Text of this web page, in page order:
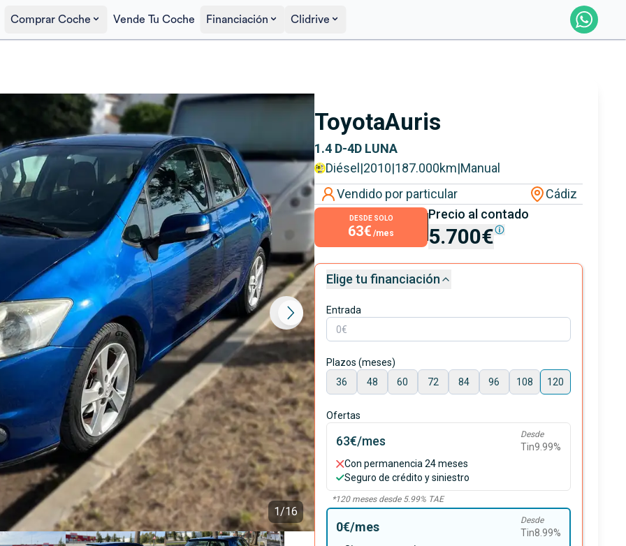
Comprar Coche Vende Tu Coche Financiación Clidrive
1/16
ToyotaAuris
1.4 D-4D LUNA
Diésel |2010|187.000km|Manual
Vendido por particular
Cádiz
DESDE SOLO
63€ /mes
Precio al contado
5.700€
Elige tu financiación
Entrada
Plazos (meses)
36
48 60 72 84 96 108 120
Ofertas
63€/mes Desde
Tin9.99%
Con permanencia 24 meses
Seguro de crédito y siniestro
*120meses desde 5.99% TAE
0€/mes Desde
Tin8.99%